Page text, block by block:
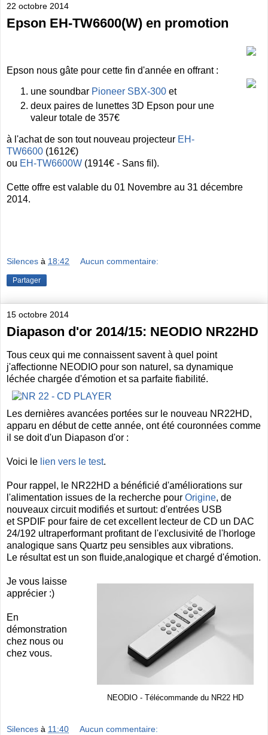
22 octobre 2014
Epson EH-TW6600(W) en promotion
Epson nous gâte pour cette fin d'année en offrant :
une soundbar Pioneer SBX-300 et
deux paires de lunettes 3D Epson pour une
valeur totale de 357€
à l'achat de son tout nouveau projecteur EH-
TW6600 (1612€)
ou EH-TW6600W (1914€ - Sans fil).
Cette offre est valable du 01 Novembre au 31 décembre
2014.
Silences à 18:42 Aucun commentaire:
Partager
15 octobre 2014
Diapason d'or 2014/15: NEODIO NR22HD
Tous ceux qui me connaissent savent à quel point
j'affectionne NEODIO pour son naturel, sa dynamique
léchée chargée d'émotion et sa parfaite fiabilité.
Les dernières avancées portées sur le nouveau NR22HD,
apparu en début de cette année, ont été couronnées comme
il se doit d'un Diapason d'or :
Voici le lien vers le test.
Pour rappel, le NR22HD a bénéficié d'améliorations sur
l'alimentation issues de la recherche pour Origine, de
nouveaux circuit modifiés et surtout: d'entrées USB
et SPDIF pour faire de cet excellent lecteur de CD un DAC
24/192 ultraperformant profitant de l'exclusivité de l'horloge
analogique sans Quartz peu sensibles aux vibrations.
Le résultat est un son fluide,analogique et chargé d'émotion.
NEODIO - Télécommande du NR22 HD
Je vous laisse
apprécier :)
En
démonstration
chez nous ou
chez vous.
Silences à 11:40 Aucun commentaire: